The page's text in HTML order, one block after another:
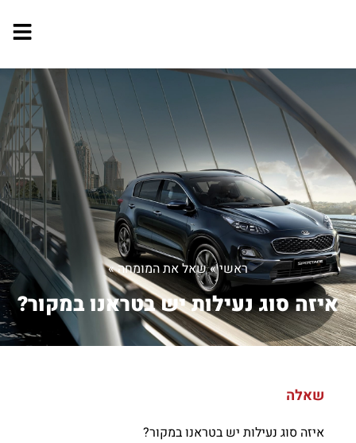
ראשי»שאל את המומחה»
איזה סוג נעילות יש בטראנו במקור?
שאלה
איזה סוג נעילות יש בטראנו במקור?